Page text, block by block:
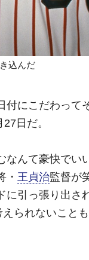
込んだ
にこだわって
日だ。
なんて豪快でい
・ 王貞治監督が
に引っ張り出さ
られないこと